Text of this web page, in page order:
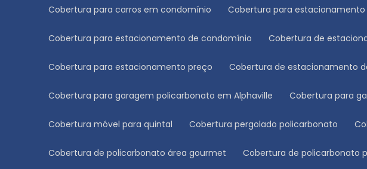
Cobertura para carros em condomínio Cobertura para estacionamento
Cobertura para estacionamento de condomínio Cobertura de
Cobertura para estacionamento preço Cobertura de estacionamento
Cobertura para garagem policarbonato em Alphaville Cobertura para
Cobertura móvel para quintal Cobertura pergolado policarbonato
Cobertura de policarbonato área gourmet Cobertura de policarbonato